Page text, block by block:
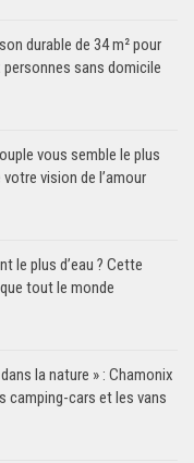
durable de 34 m² pour
sans domicile
vous semble le plus
vision de l’amour
le plus d’eau ? Cette
tout le monde
la nature » : Chamonix
camping-cars et les vans